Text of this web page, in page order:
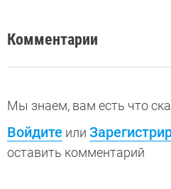
Комментарии
Мы знаем, вам есть что
Войдите или
оставить комментарий